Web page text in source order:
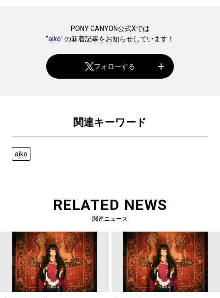
PONY CANYON公式Xでは
"aiko" の新着記事をお知らせしています！
フォローする
関連キーワード
aiko
RELATED NEWS
関連ニュース